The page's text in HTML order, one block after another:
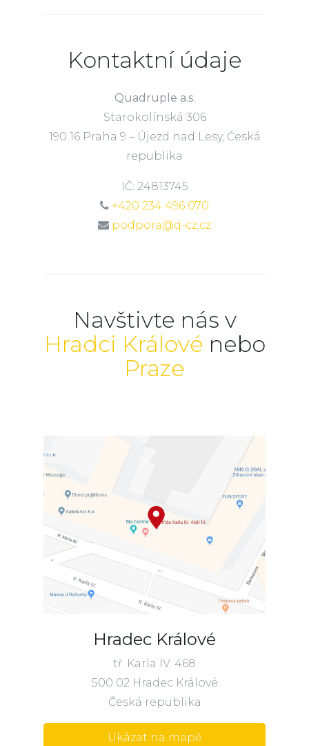
Kontaktní údaje
Quadruple a.s.
Starokolínská 306
190 16 Praha 9 – Újezd nad Lesy, Česká
republika
IČ: 24813745
+420 234 496 070
podpora@q-cz.cz
Navštivte nás v
Hradci Králové nebo
Praze
Hradec Králové
tř. Karla IV. 468
500 02 Hradec Králové
Česká republika
Ukázat na mapě